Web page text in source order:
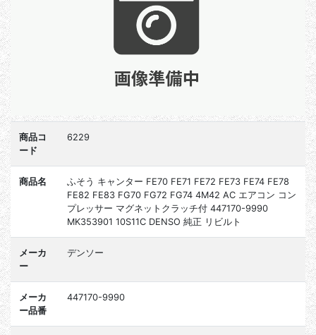
商品コ
ード
6229
商品名
ふそう キャンター FE70 FE71 FE72 FE73 FE74 FE78
FE82 FE83 FG70 FG72 FG74 4M42 AC エアコン コン
プレッサー マグネットクラッチ付 447170-9990
MK353901 10S11C DENSO 純正 リビルト
メーカ
ー
デンソー
メーカ
ー品番
447170-9990